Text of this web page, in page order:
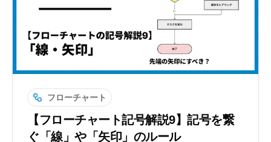
フローチャート
【フローチャート記号解説9】記号を繋
ぐ「線」や「矢印」のルール